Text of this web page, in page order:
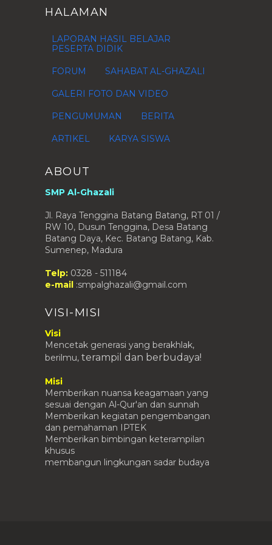
HALAMAN
LAPORAN HASIL BELAJAR
PESERTA DIDIK
FORUM SAHABAT AL-GHAZALI
GALERI FOTO DAN VIDEO
PENGUMUMAN BERITA
ARTIKEL KARYA SISWA
ABOUT
SMP Al-Ghazali
Jl. Raya Tenggina Batang Batang, RT 01 /
RW 10, Dusun Tenggina, Desa Batang
Batang Daya, Kec. Batang Batang, Kab.
Sumenep, Madura
Telp: 0328 - 511184
e-mail :smpalghazali@gmail.com
VISI-MISI
Visi
Mencetak generasi yang berakhlak,
berilmu, terampil dan berbudaya!
Misi
Memberikan nuansa keagamaan yang
sesuai dengan Al-Qur'an dan sunnah
Memberikan kegiatan pengembangan
dan pemahaman IPTEK
Memberikan bimbingan keterampilan
khusus
membangun lingkungan sadar budaya